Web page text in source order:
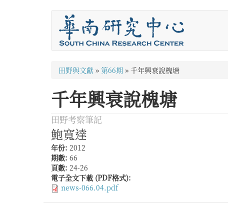
您
在
這
裡
田野與文獻 » 第66期 » 千年興衰說槐塘
千年興衰說槐塘
田野考察筆記
鮑寬達
年份: 2012
期數: 66
頁數: 24-26
電子全文下載 (PDF格式):
news-066.04.pdf